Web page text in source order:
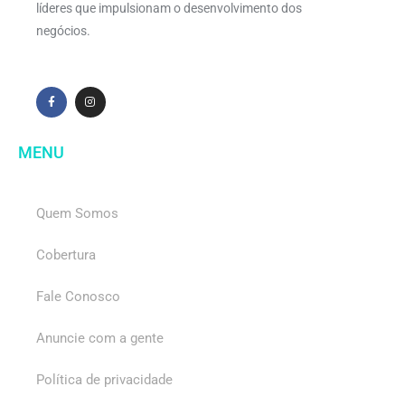
líderes que impulsionam o desenvolvimento dos
negócios.
MENU
Quem Somos
Cobertura
Fale Conosco
Anuncie com a gente
Política de privacidade